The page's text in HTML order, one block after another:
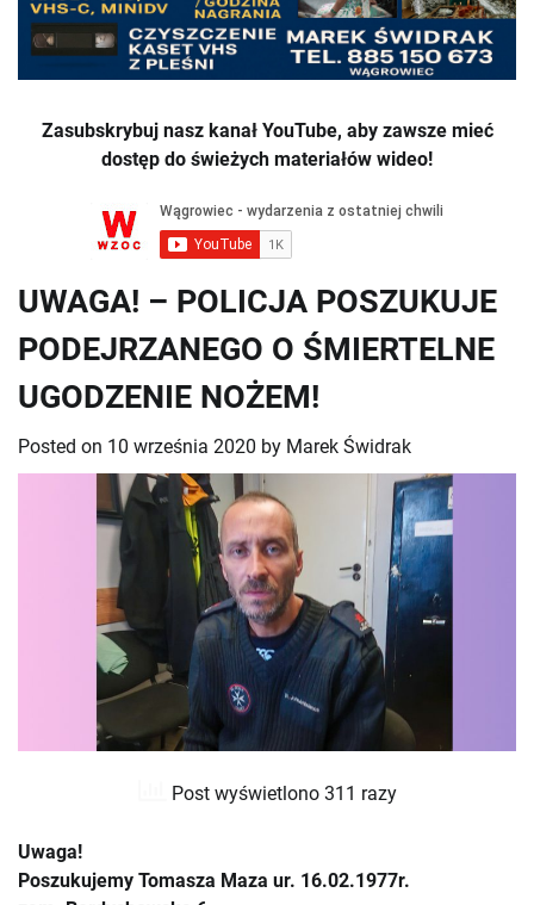
Zasubskrybuj nasz kanał YouTube, aby zawsze mieć
dostęp do świeżych materiałów wideo!
UWAGA! – POLICJA POSZUKUJE
PODEJRZANEGO O ŚMIERTELNE
UGODZENIE NOŻEM!
Posted on 10 września 2020 by Marek Świdrak
Post wyświetlono 311 razy
Uwaga!
Poszukujemy Tomasza Maza ur. 16.02.1977r.